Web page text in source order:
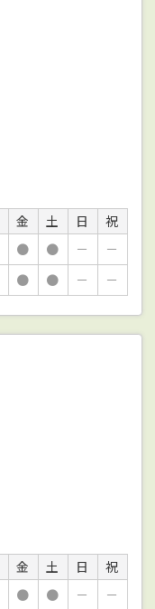
金 土 日
祝
● ● －
－
● ● － －
金 土 日
祝
● ● － －